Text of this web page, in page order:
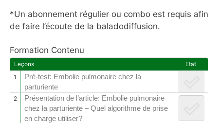
*Un abonnement régulier ou combo est requis afin
de faire l’écoute de la baladodiffusion.
Formation Contenu
Leçons
Etat
1
Pré-test: Embolie pulmonaire chez la
parturiente
2
Présentation de l’article: Embolie pulmonaire
chez la parturiente – Quel algorithme de prise
en charge utiliser?